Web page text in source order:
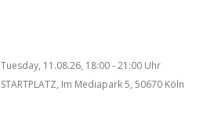
Tuesday, 11.08.26, 18:00 - 21:00 Uhr
STARTPLATZ, Im Mediapark 5, 50670 Köln